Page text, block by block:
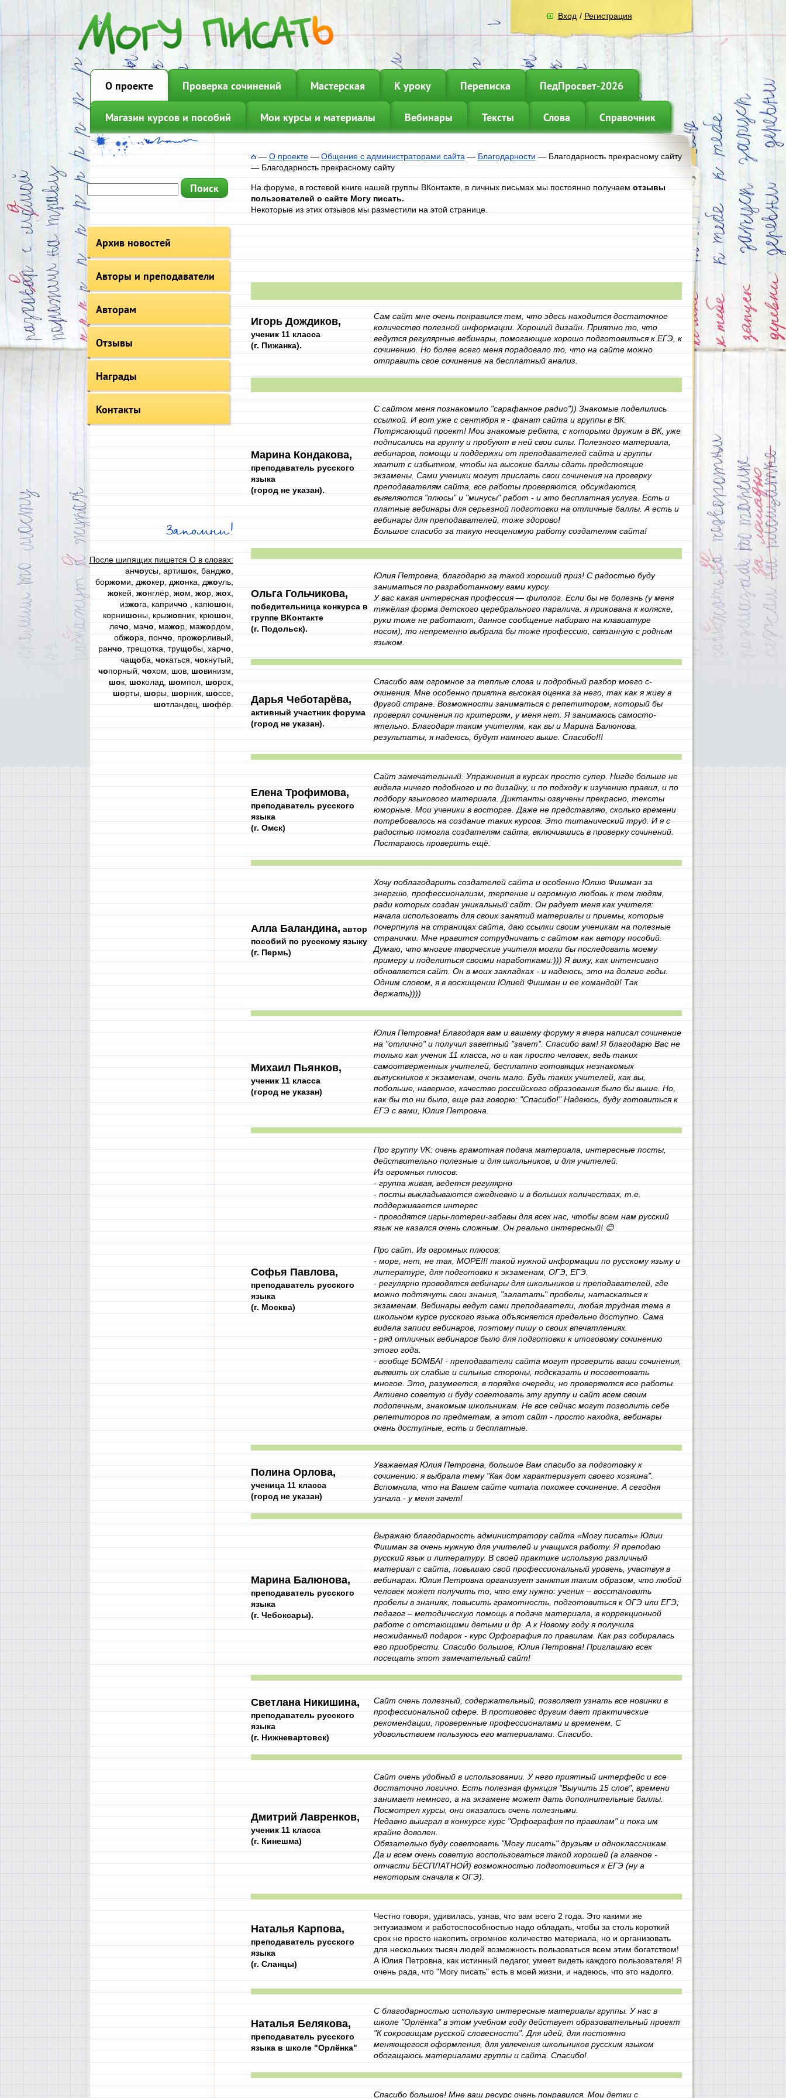
Вход / Регистрация
О проекте Проверка сочинений Мастерская К уроку Переписка ПедПросвет-2026
Магазин курсов и пособий Мои курсы и материалы Вебинары Тексты Слова Справочник
Архив новостей
Авторы и преподаватели
Авторам
Отзывы
Награды
Контакты
Запомни!
После шипящих пишется О в словах:
анчоусы, артишок, банджо
боржоми, джокер, джонка, джоуль,
жокей, жонглёр, жом, жор, жох,
изжога, каприччо , капюшон,
корнишоны, крыжовник, крюшон,
лечо , мачо , мажор, мажордом,
обжора, пончо, прожорливый,
ранчо, трещотка, трущобы, харчо,
чащоба,чокаться,чокнутый,
чопорный,чохом, шов,шовинизм,
шок,шоколад,шомпол,шорох,
шорты,шоры,шорник,шоссе,
шотландец,шофёр.
—О проекте—Общение с администраторами сайта—Благодарности—Благодарность прекрасному сайту
—Благодарность прекрасному сайту
На форуме, в гостевой книге нашей группы ВКонтакте, в личных письмах мы постоянно получаемотзывы
пользователей о сайте Могу писать.
Некоторые из этих отзывов мы разместили на этой странице.
Игорь Дождиков,
ученик 11 класса
(г. Пижанка).
Сам сайт мне очень понравился тем, что здесь находится достаточное
количество полезной информации. Хороший дизайн. Приятно то, что
ведутся регулярные вебинары, помогающие хорошо подготовиться к ЕГЭ, к
сочинению. Но более всего меня порадовало то, что на сайте можно
отправить свое сочинение на бесплатный анализ.
Марина Кондакова,
преподаватель русского
языка
(город не указан).
С сайтом меня познакомило "сарафанное радио")) Знакомые поделились
ссылкой. И вот уже с сентября я - фанат сайта и группы в ВК.
Потрясающий проект! Мои знакомые ребята, с которыми дружим в ВК, уже
подписались на группу и пробуют в ней свои силы. Полезного материала,
вебинаров, помощи и поддержки от преподавателей сайта и группы
хватит с избытком, чтобы на высокие баллы сдать предстоящие
экзамены. Сами ученики могут прислать свои сочинения на проверку
преподавателям сайта, все работы проверяются, обсуждаются,
выявляются "плюсы" и "минусы" работ - и это бесплатная услуга. Есть и
платные вебинары для серьезной подготовки на отличные баллы. А есть и
вебинары для преподавателей, тоже здорово!
Большое спасибо за такую неоценимую работу создателям сайта!
Ольга Гольчикова,
победительница конкурса в
группе ВКонтакте
(г. Подольск).
Юлия Петровна, благодарю за такой хороший приз! С радостью буду
заниматься по разработанному вами курсу.
У вас какая интересная профессия — филолог. Если бы не болезнь (у меня
тяжёлая форма детского церебрального паралича: я прикована к коляске,
руки тоже не работают, данное сообщение набираю на клавиатуре
носом), то непременно выбрала бы тоже профессию, связанную с родным
языком.
Дарья Чеботарёва,
активный участник форума
(город не указан).
Спасибо вам огромное за­ теплые слова и подробный разбор моего с­
очинения. Мне особенно приятна высокая о­ценка за него, так как я живу в
другой с­тране. Возможности заниматься с репетито­ром, который бы
проверял сочинения по кр­итериям, у меня нет. Я занимаюсь самосто­
ятельно. Благодаря таким учителям, как в­ы и Марина Балюнова,
результаты, я надею­сь, будут намного выше. Спасибо!!!
Елена Трофимова,
преподаватель русского
языка
(г. Омск)
Сайт замечательный. Упражнения в курсах просто супер. Нигде больше не
видела ничего подобного и по дизайну, и по подходу к изучению правил, и по
подбору языкового материала. Диктанты озвучены прекрасно, тексты
юморные. Мои ученики в восторге. Даже не представляю, сколько времени
потребовалось на создание таких курсов. Это титанический труд. И я с
радостью помогла создателям сайта, включившись в проверку сочинений.
Постараюсь проверить ещё.
Алла Баландина,автор
пособий по русскому языку
(г. Пермь)
Хочу поблагодарить создателей сайта и особенно Юлию Фишман за
энергию, профессионализм, терпение и огромную любовь к тем людям,
ради которых создан уникальный сайт. Он радует меня как учителя:
начала использовать для своих занятий материалы и приемы, которые
почерпнула на страницах сайта, даю ссылки своим ученикам на полезные
странички. Мне нравится сотрудничать с сайтом как автору пособий.
Думаю, что многие творческие учителя могли бы последовать моему
примеру и поделиться своими наработками:))) Я вижу, как интенсивно
обновляется сайт. Он в моих закладках - и надеюсь, это на долгие годы.
Одним словом, я в восхищении Юлией Фишман и ее командой! Так
держать))))
Михаил Пьянков,
ученик 11 класса
(город не указан)
Юлия Петровна! Благодаря вам и вашему форуму я вчера написал сочинение
на "отлично" и получил заветный "зачет". Спасибо вам! Я благодарю Вас не
только как ученик 11 класса, но и как просто человек, ведь таких
самоотверженных учителей, бесплатно готовящих незнакомых
выпускников к экзаменам, очень мало. Будь таких учителей, как вы,
побольше, наверное, качество российского образования было бы выше. Но,
как бы то ни было, еще раз говорю: "Спасибо!" Надеюсь, буду готовиться к
ЕГЭ с вами, Юлия Петровна.
Софья Павлова,
преподаватель русского
языка
(г. Москва)
Про группу VK: очень грамотная подача материала, интересные посты,
действительно полезные и для школьников, и для учителей.
Из огромных плюсов:
- группа живая, ведется регулярно
- посты выкладываются ежедневно и в больших количествах, т.е.
поддерживается интерес
- проводятся игры-лотереи-забавы для всех нас, чтобы всем нам русский
язык не казался очень сложным. Он реально интересный! 😊
Про сайт. Из огромных плюсов:
- море, нет, не так, МОРЕ!!! такой нужной информации по русскому языку и
литературе, для подготовки к экзаменам, ОГЭ, ЕГЭ.
- регулярно проводятся вебинары для школьников и преподавателей, где
можно подтянуть свои знания, "залатать" пробелы, натаскаться к
экзаменам. Вебинары ведут сами преподаватели, любая трудная тема в
школьном курсе русского языка объясняется предельно доступно. Сама
видела записи вебинаров, поэтому пишу о своих впечатлениях.
- ряд отличных вебинаров было для подготовки к итоговому сочинению
этого года.
- вообще БОМБА! - преподаватели сайта могут проверить ваши сочинения,
выявить их слабые и сильные стороны, подсказать и посоветовать
многое. Это, разумеется, в порядке очереди, но проверяются все работы.
Активно советую и буду советовать эту группу и сайт всем своим
подопечным, знакомым школьникам. Не все сейчас могут позволить себе
репетиторов по предметам, а этот сайт - просто находка, вебинары
очень доступные, есть и бесплатные.
Полина Орлова,
ученица 11 класса
(город не указан)
Уважаемая Юлия Петровна, большое Вам спасибо за подготовку к
сочинению: я выбрала тему "Как дом характеризует своего хозяина".
Вспомнила, что на Вашем сайте читала похожее сочинение. А сегодня
узнала - у меня зачет!
Марина Балюнова,
преподаватель русского
языка
(г. Чебоксары).
Выражаю благодарность администратору сайта «Могу писать» Юлии
Фишман за очень нужную для учителей и учащихся работу. Я преподаю
русский язык и литературу. В своей практике использую различный
материал с сайта, повышаю свой профессиональный уровень, участвуя в
вебинарах. Юлия Петровна организует занятия таким образом, что любой
человек может получить то, что ему нужно: ученик – восстановить
пробелы в знаниях, повысить грамотность, подготовиться к ОГЭ или ЕГЭ;
педагог – методическую помощь в подаче материала, в коррекционной
работе с отстающими детьми и др. А к Новому году я получила
неожиданный подарок - курс Орфография по правилам. Как раз собиралась
его приобрести. Спасибо большое, Юлия Петровна! Приглашаю всех
посещать этот замечательный сайт!
Светлана Никишина,
преподаватель русского
языка
(г. Нижневартовск)
Сайт очень полезный, содержательный, позволяет узнать все новинки в
профессиональной сфере. В противовес другим дает практические
рекомендации, проверенные профессионалами и временем. С
удовольствием пользуюсь его материалами. Спасибо.
Дмитрий Лавренков,
ученик 11 класса
(г. Кинешма)
Сайт очень удобный в использовании. У него приятный интерфейс и все
достаточно логично. Есть полезная функция "Выучить 15 слов", времени
занимает немного, а на экзамене может дать дополнительные баллы.
Посмотрел курсы, они оказались очень полезными.
Недавно выиграл в конкурсе курс "Орфография по правилам" и пока им
крайне доволен.
Обязательно буду советовать "Могу писать" друзьям и одноклассникам.
Да и всем очень советую воспользоваться такой хорошей (а главное -
отчасти БЕСПЛАТНОЙ) возможностью подготовиться к ЕГЭ (ну а
некоторым сначала к ОГЭ).
Наталья Карпова,
преподаватель русского
языка
(г. Сланцы)
Честно говоря, удивилась, узнав, что вам всего 2 года. Это какими же
энтузиазмом и работоспособностью надо обладать, чтобы за столь короткий
срок не просто накопить огромное количество материала, но и организовать
для нескольких тысяч людей возможность пользоваться всем этим богатством!
А Юлия Петровна, как истинный педагог, умеет видеть каждого пользователя! Я
очень рада, что "Могу писать" есть в моей жизни, и надеюсь, что это надолго.
Наталья Белякова,
преподаватель русского
языка в школе "Орлёнка"
С благодарностью использую интересные материалы группы. У нас в
школе "Орлёнка" в этом учебном году действует образовательный проект
"К сокровищам русской словесности". Для идей, для постоянно
меняющегося оформления, для увлечения школьников русским языком
обогащаюсь материалами группы и сайта. Спасибо!
Спасибо большое! Мне ваш ресурс очень понравился. Мои детки с